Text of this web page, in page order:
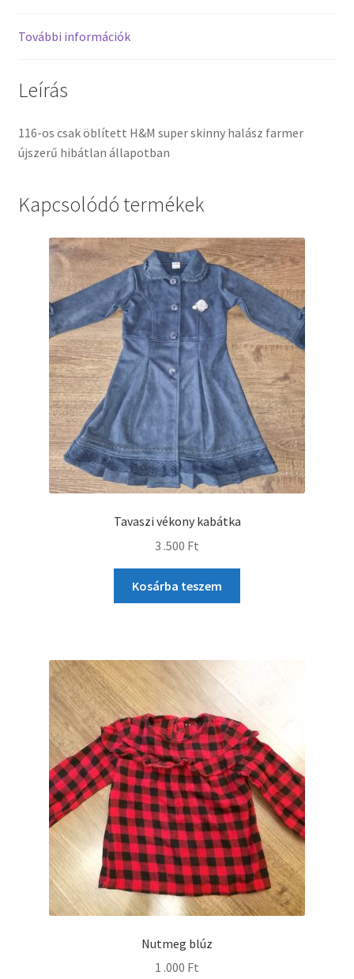
További információk
Leírás
116-os csak öblített H&M super skinny halász farmer
újszerű hibátlan állapotban
Kapcsolódó termékek
Tavaszi vékony kabátka
3 .500 Ft
Kosárba teszem
Nutmeg blúz
1 .000 Ft